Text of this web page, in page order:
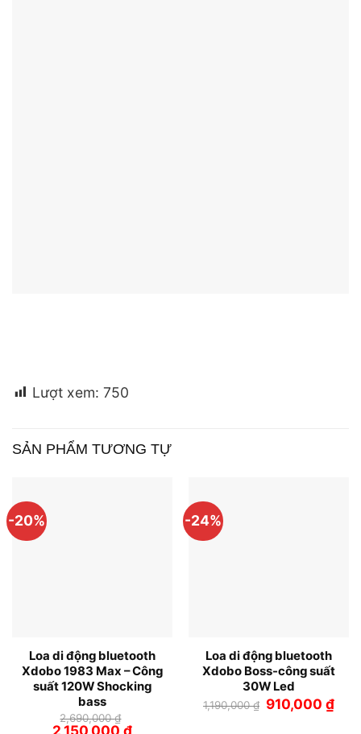
Lượt xem: 750
SẢN PHẨM TƯƠNG TỰ
-20%
Loa di động bluetooth
Xdobo 1983 Max – Công
suất 120W Shocking
bass
2,690,000₫
Giá
2,150,000 ₫Giá
-24%
Loa di động bluetooth
Xdobo Boss-công suất
30W Led
1,190,000₫ Giá
gốc
910,000₫Giá